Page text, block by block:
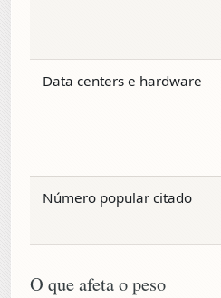
Data centers e hardware
Número popular citado
O que afeta o peso